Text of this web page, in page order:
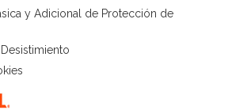
y Adicional de Protección de